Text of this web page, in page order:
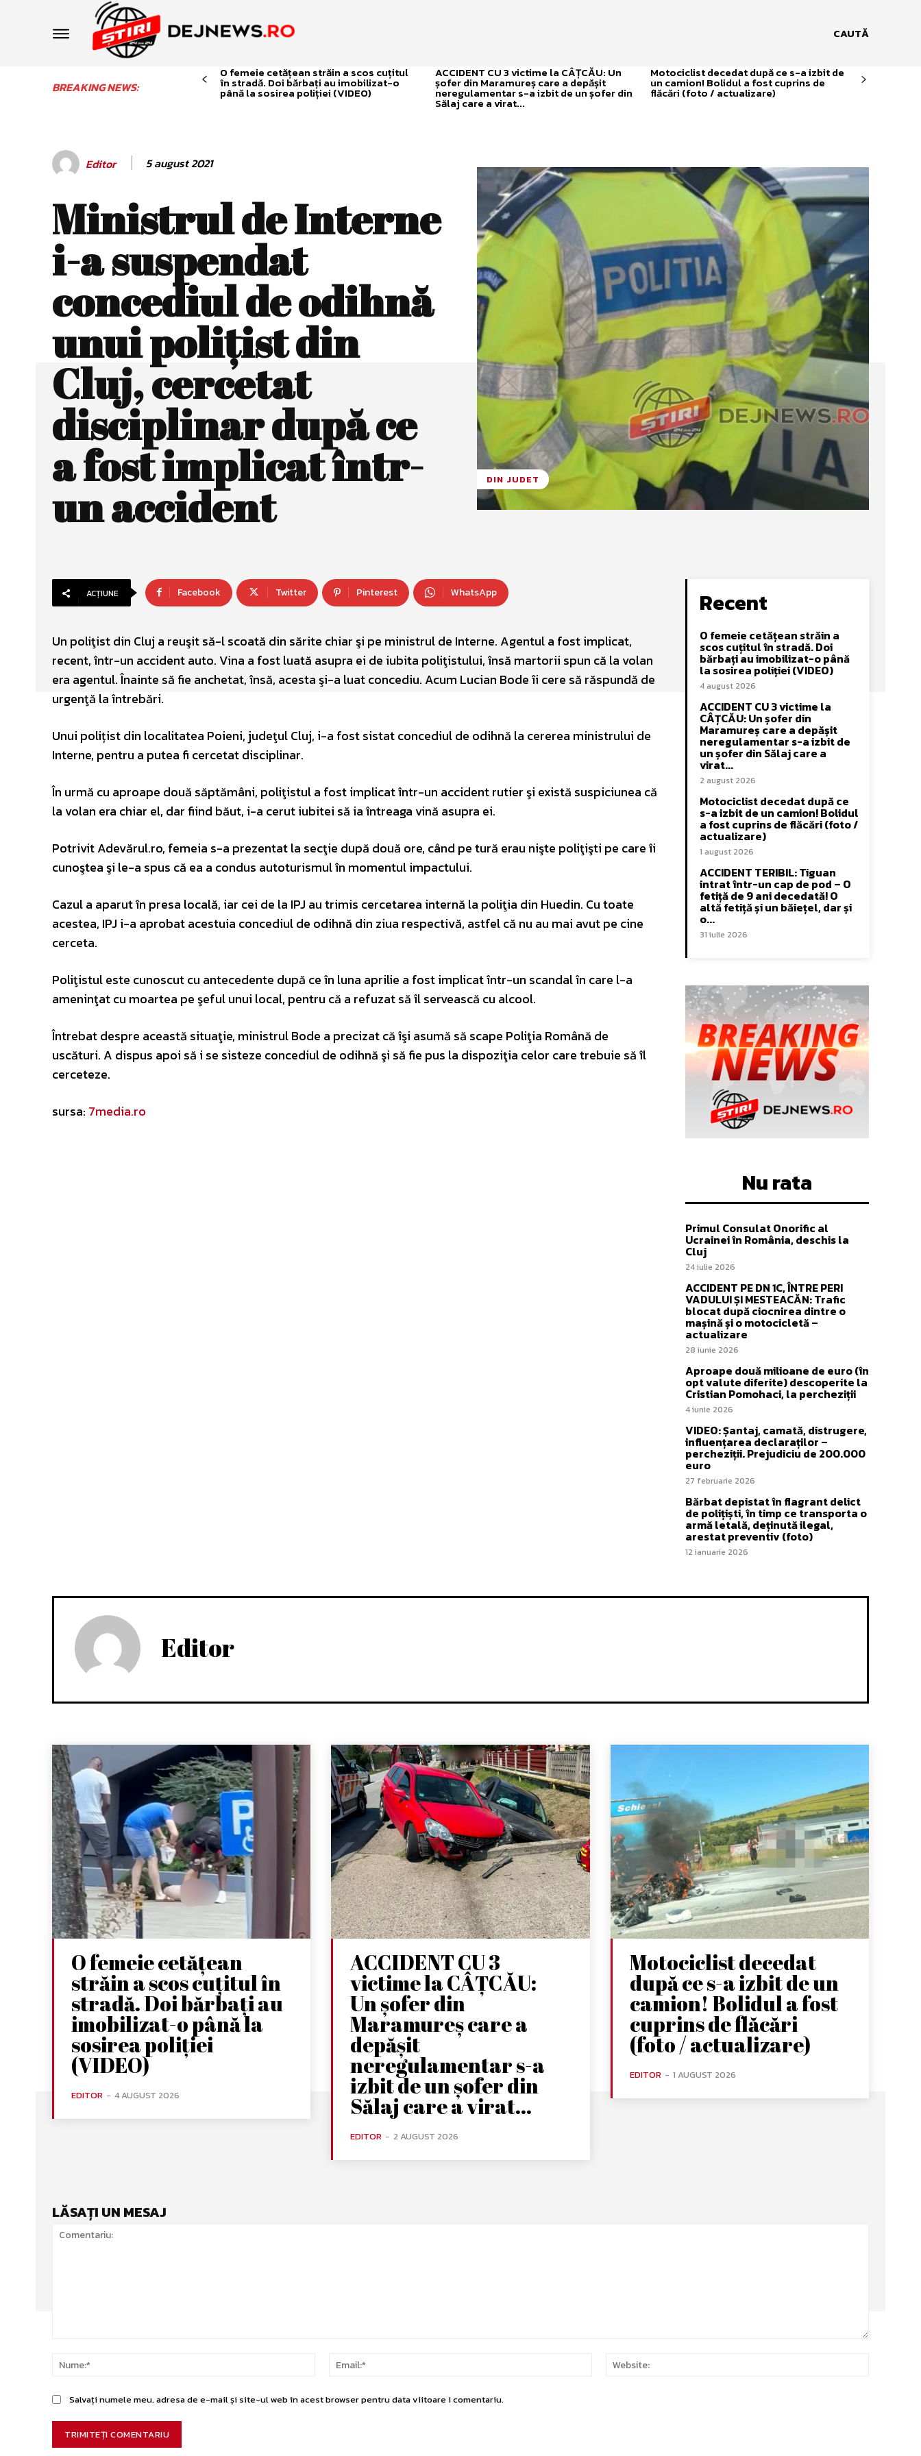
CAUTĂ
BREAKING NEWS:
O femeie cetățean străin a scos cuțitul
în stradă. Doi bărbați au imobilizat-o
până la sosirea poliției (VIDEO)
ACCIDENT CU 3 victime la CÂȚCĂU: Un
șofer din Maramureș care a depășit
neregulamentar s-a izbit de un șofer din
Sălaj care a virat...
Motociclist decedat după ce s-a izbit de
un camion! Bolidul a fost cuprins de
flăcări (foto / actualizare)
Editor 5 august 2021
Ministrul de Interne
i-a suspendat
concediul de odihnă
unui polițist din
Cluj, cercetat
disciplinar după ce
a fost implicat într-
un accident DIN JUDET
ACȚIUNE Facebook Twitter Pinterest WhatsApp
Un poliţist din Cluj a reuşit să-l scoată din sărite chiar şi pe ministrul de Interne. Agentul a fost implicat,
recent, într-un accident auto. Vina a fost luată asupra ei de iubita poliţistului, însă martorii spun că la volan
era agentul. Înainte să fie anchetat, însă, acesta şi-a luat concediu. Acum Lucian Bode îi cere să răspundă de
urgenţă la întrebări.
Unui polițist din localitatea Poieni, judeţul Cluj, i-a fost sistat concediul de odihnă la cererea ministrului de
Interne, pentru a putea fi cercetat disciplinar.
În urmă cu aproape două săptămâni, poliţistul a fost implicat într-un accident rutier şi există suspiciunea că
la volan era chiar el, dar fiind băut, i-a cerut iubitei să ia întreaga vină asupra ei.
Potrivit Adevărul.ro, femeia s-a prezentat la secţie după două ore, când pe tură erau nişte poliţişti pe care îi
cunoştea şi le-a spus că ea a condus autoturismul în momentul impactului.
Cazul a aparut în presa locală, iar cei de la IPJ au trimis cercetarea internă la poliţia din Huedin. Cu toate
acestea, IPJ i-a aprobat acestuia concediul de odihnă din ziua respectivă, astfel că nu au mai avut pe cine
cerceta.
Poliţistul este cunoscut cu antecedente după ce în luna aprilie a fost implicat într-un scandal în care l-a
ameninţat cu moartea pe şeful unui local, pentru că a refuzat să îl servească cu alcool.
Întrebat despre această situaţie, ministrul Bode a precizat că îşi asumă să scape Poliţia Română de
uscături. A dispus apoi să i se sisteze concediul de odihnă şi să fie pus la dispoziţia celor care trebuie să îl
cerceteze.
sursa: 7media.ro
Recent
O femeie cetățean străin a
scos cuțitul în stradă. Doi
bărbați au imobilizat-o până
la sosirea poliției (VIDEO)
4 august 2026
ACCIDENT CU 3 victime la
CÂȚCĂU: Un șofer din
Maramureș care a depășit
neregulamentar s-a izbit de
un șofer din Sălaj care a
virat...
2 august 2026
Motociclist decedat după ce
s-a izbit de un camion! Bolidul
a fost cuprins de flăcări (foto /
actualizare)
1 august 2026
ACCIDENT TERIBIL: Tiguan
intrat într-un cap de pod – O
fetiță de 9 ani decedată! O
altă fetiță și un băiețel, dar și
o...
31 iulie 2026
Nu rata
Primul Consulat Onorific al
Ucrainei în România, deschis la
Cluj
24 iulie 2026
ACCIDENT PE DN 1C, ÎNTRE PERI
VADULUI ȘI MESTEACĂN: Trafic
blocat după ciocnirea dintre o
mașină și o motocicletă –
actualizare
28 iunie 2026
Aproape două milioane de euro (în
opt valute diferite) descoperite la
Cristian Pomohaci, la percheziții
4 iunie 2026
VIDEO: Șantaj, camată, distrugere,
influențarea declaraților –
percheziții. Prejudiciu de 200.000
euro
27 februarie 2026
Bărbat depistat în flagrant delict
de polițiști, în timp ce transporta o
armă letală, deținută ilegal,
arestat preventiv (foto)
12 ianuarie 2026
Editor
O femeie cetățean
străin a scos cuțitul în
stradă. Doi bărbați au
imobilizat-o până la
sosirea poliției
(VIDEO)
EDITOR - 4 AUGUST 2026
ACCIDENT CU 3
victime la CÂȚCĂU:
Un șofer din
Maramureș care a
depășit
neregulamentar s-a
izbit de un șofer din
Sălaj care a virat...
EDITOR - 2 AUGUST 2026
Motociclist decedat
după ce s-a izbit de un
camion! Bolidul a fost
cuprins de flăcări
(foto / actualizare)
EDITOR - 1 AUGUST 2026
LĂSAȚI UN MESAJ
Nume:*
Email:*
Salvați numele meu, adresa de e-mail și site-ul web în acest browser pentru data viitoare i comentariu.